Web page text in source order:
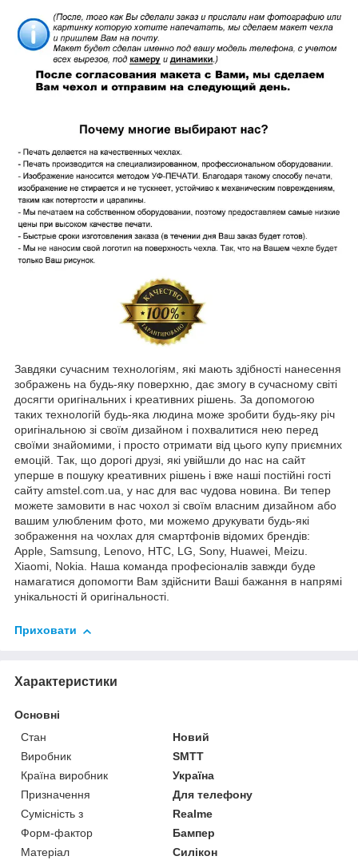
Завдяки сучасним технологіям, які мають здібності нанесення
зображень на будь-яку поверхню, дає змогу в сучасному світі
досягти оригінальних і креативних рішень. За допомогою
таких технологій будь-яка людина може зробити будь-яку річ
оригінальною зі своїм дизайном і похвалитися нею перед
своїми знайомими, і просто отримати від цього купу приємних
емоцій. Так, що дорогі друзі, які увійшли до нас на сайт
уперше в пошуку креативних рішень і вже наші постійні гості
сайту amstel.com.ua, у нас для вас чудова новина. Ви тепер
можете замовити в нас чохол зі своїм власним дизайном або
вашим улюбленим фото, ми можемо друкувати будь-які
зображення на чохлах для смартфонів відомих брендів:
Apple, Samsung, Lenovo, HTC, LG, Sony, Huawei, Meizu.
Xiaomi, Nokia. Наша команда професіоналів завжди буде
намагатися допомогти Вам здійснити Ваші бажання в напрямі
унікальності й оригінальності.
Приховати
Характеристики
Основні
Стан
Новий
Виробник
SMTT
Країна виробник
Україна
Призначення
Для телефону
Сумісність з
Realme
Форм-фактор
Бампер
Матеріал
Силікон